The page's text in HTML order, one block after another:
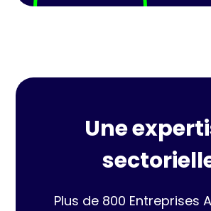
Une
Plus de 800 Entreprises